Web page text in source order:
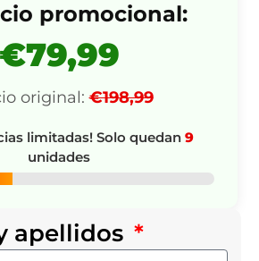
promocional:
€79,99
original: €198,99
limitadas! Solo quedan9
unidades
apellidos